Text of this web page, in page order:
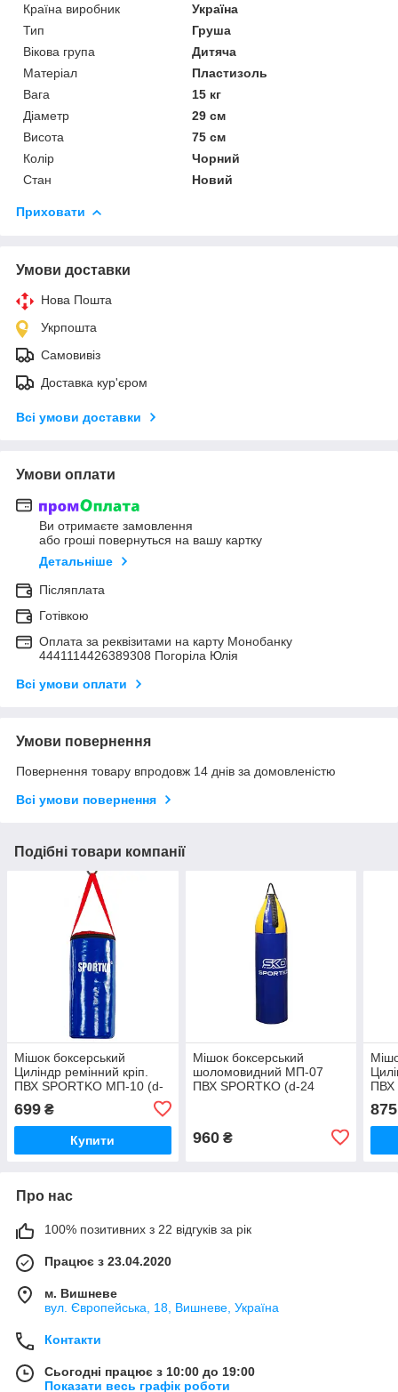
Країна виробник
Україна
Тип
Груша
Вікова група
Дитяча
Матеріал
Пластизоль
Вага
15 кг
Діаметр
29 см
Висота
75 см
Колір
Чорний
Стан
Новий
Приховати
Умови доставки
Нова Пошта
Укрпошта
Самовивіз
Доставка кур'єром
Всі умови доставки
Умови оплати
Ви отримаєте замовлення
або гроші повернуться на вашу картку
Детальніше
Післяплата
Готівкою
Оплата за реквізитами на карту Монобанку
4441114426389308 Погоріла Юлія
Всі умови оплати
Умови повернення
Повернення товару впродовж 14 днів за домовленістю
Всі умови повернення
Подібні товари компанії
Мішок боксерський
Циліндр ремінний кріп.
ПВХ SPORTKO MП-10 (d-
19 см,вага-3 кг, h-40 см)
699 ₴
Купити
Мішок боксерський
шоломовидний МП-07
ПВХ SPORTKO (d-24
960₴
ПВХ
875
Про нас
100% позитивних з 22 відгуків за рік
Працює з 23.04.2020
м. Вишневе
вул. Європейська, 18, Вишневе, Україна
Контакти
Сьогодні працює з 10:00 до 19:00
Показати весь графік роботи